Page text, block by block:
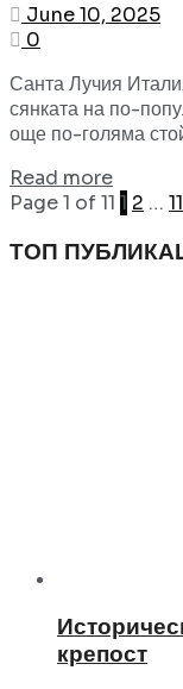
June 10, 2025
0
Санта Лучия
сянката на по-
още по-голяма
Read more
Page 1 of 11 1 2 … 11
ТОП
крепост